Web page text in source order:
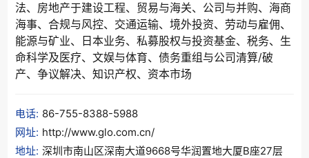
法、房地产于建设工程、贸易与海关、公司与并购、海商
海事、合规与风控、交通运输、境外投资、劳动与雇佣、
能源与矿业、日本业务、私募股权与投资基金、税务、生
命科学及医疗、文娱与体育、债务重组与公司清算/破
产、争议解决、知识产权、资本市场
电话: 86-755-8388-5988
网址: http://www.glo.com.cn/
地址: 深圳市南山区深南大道9668号华润置地大厦B座27层